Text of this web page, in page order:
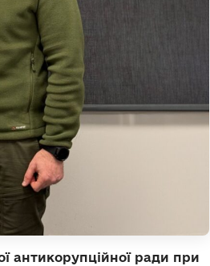
антикорупційної ради при